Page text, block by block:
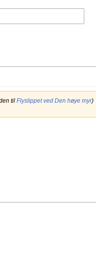
til Flyslippet ved Den høye myr)